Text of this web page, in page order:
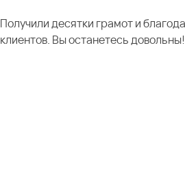
Получили десятки грамот и
клиентов. Вы останетесь довольны!